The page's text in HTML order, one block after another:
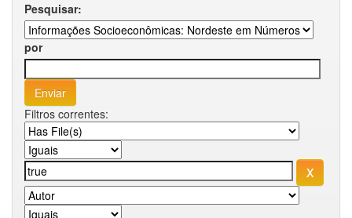
Pesquisar:
por
Filtros correntes: